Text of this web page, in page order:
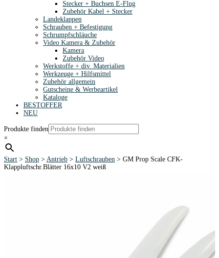
Stecker + Buchsen E-Flug
Zubehör Kabel + Stecker
Landeklappen
Schrauben + Befestigung
Schrumpfschläuche
Video Kamera & Zubehör
Kamera
Zubehör Video
Werkstoffe + div. Materialien
Werkzeuge + Hilfsmittel
Zubehör allgemein
Gutscheine & Werbeartikel
Kataloge
BESTOFFER
NEU
Produkte finden
×
Start > Shop > Antrieb > Luftschrauben > GM Prop Scale CFK-
Klappluftschr.Blätter 16x10 V2 weiß